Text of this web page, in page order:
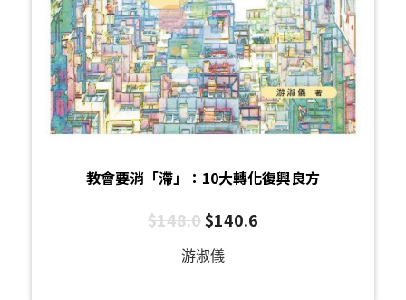
教會要消「滯」：10大轉化復興良方
$148.0$140.6
游淑儀